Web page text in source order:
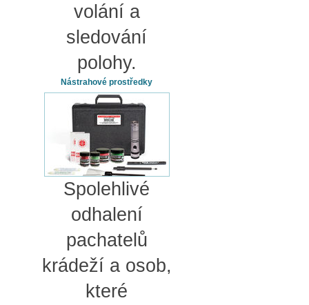
volání a
sledování
polohy.
Nástrahové prostředky
Spolehlivé
odhalení
pachatelů
krádeží a osob,
které